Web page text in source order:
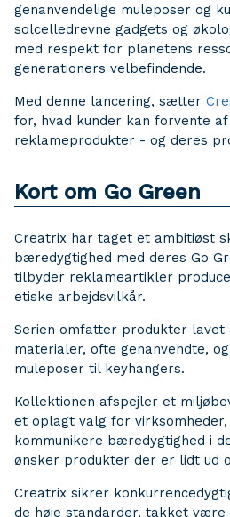
genanvendelige muleposer og
solcelledrevne gadgets og
med respekt for planetens
generationers velbefindende.
Med denne lancering, sætter
for, hvad kunder kan forvente af
reklameprodukter - og deres
Kort om Go Green
Creatrix har taget et ambitiøst
bæredygtighed med deres Go
tilbyder reklameartikler
etiske arbejdsvilkår.
Serien omfatter produkter lavet
materialer, ofte genanvendte,
muleposer til keyhangers.
Kollektionen afspejler et
et oplagt valg for
kommunikere bæredygtighed i
ønsker produkter der er lidt ud
Creatrix sikrer
de høje standarder, takket være